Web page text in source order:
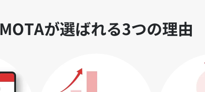
MOTAが選ばれる3つの理由